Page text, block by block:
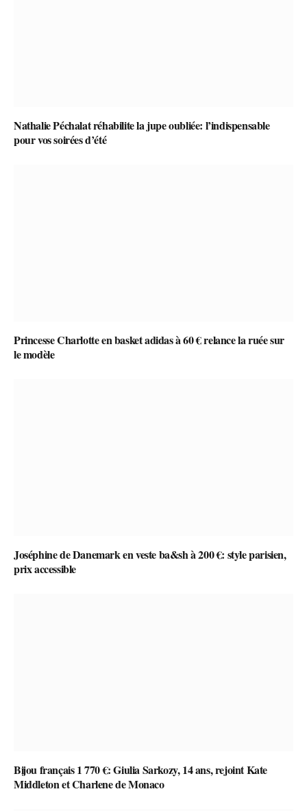
Nathalie Péchalat réhabilite la jupe oubliée: l’indispensable
pour vos soirées d’été
Princesse Charlotte en basket adidas à 60 € relance la ruée sur
le modèle
Joséphine de Danemark en veste ba&sh à 200 €: style parisien,
prix accessible
Bijou français 1 770 €: Giulia Sarkozy, 14 ans, rejoint Kate
Middleton et Charlene de Monaco